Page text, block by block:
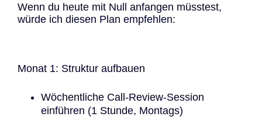
Wenn du heute mit Null anfangen müsstest,
würde ich diesen Plan empfehlen:
Monat 1: Struktur aufbauen
Wöchentliche Call-Review-Session
einführen (1 Stunde, Montags)